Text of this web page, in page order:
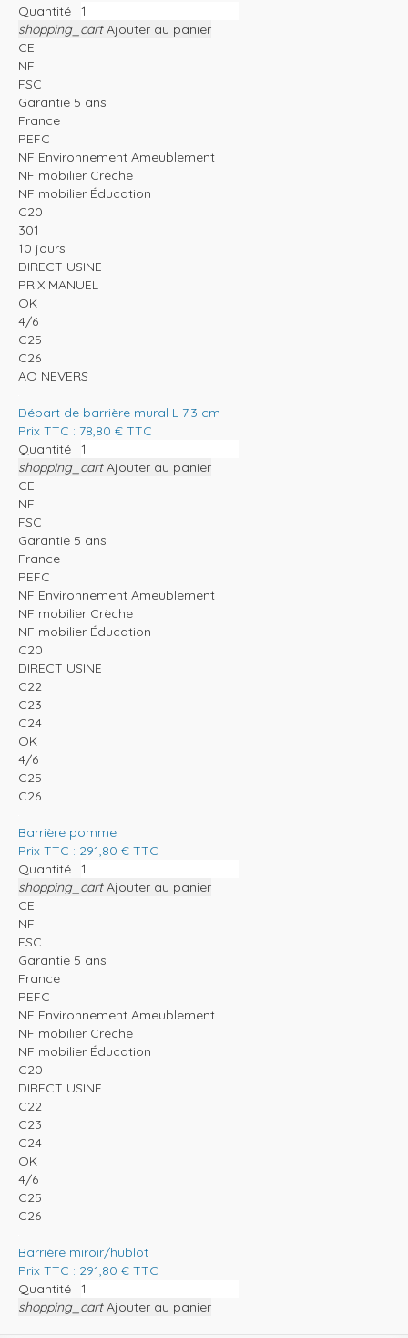
Quantité :
shopping_cart Ajouter au panier
CE
NF
FSC
Garantie 5 ans
France
PEFC
NF Environnement Ameublement
NF mobilier Crèche
NF mobilier Éducation
C20
301
10 jours
DIRECT USINE
PRIX MANUEL
OK
4/6
C25
C26
AO NEVERS
Départ de barrière mural L 7.3 cm
Prix TTC : 78,80 € TTC
Quantité :
shopping_cart Ajouter au panier
CE
NF
FSC
Garantie 5 ans
France
PEFC
NF Environnement Ameublement
NF mobilier Crèche
NF mobilier Éducation
C20
DIRECT USINE
C22
C23
C24
OK
4/6
C25
C26
Barrière pomme
Prix TTC : 291,80 € TTC
Quantité :
shopping_cart Ajouter au panier
CE
NF
FSC
Garantie 5 ans
France
PEFC
NF Environnement Ameublement
NF mobilier Crèche
NF mobilier Éducation
C20
DIRECT USINE
C22
C23
C24
OK
4/6
C25
C26
Barrière miroir/hublot
Prix TTC : 291,80 € TTC
Quantité :
shopping_cart Ajouter au panier